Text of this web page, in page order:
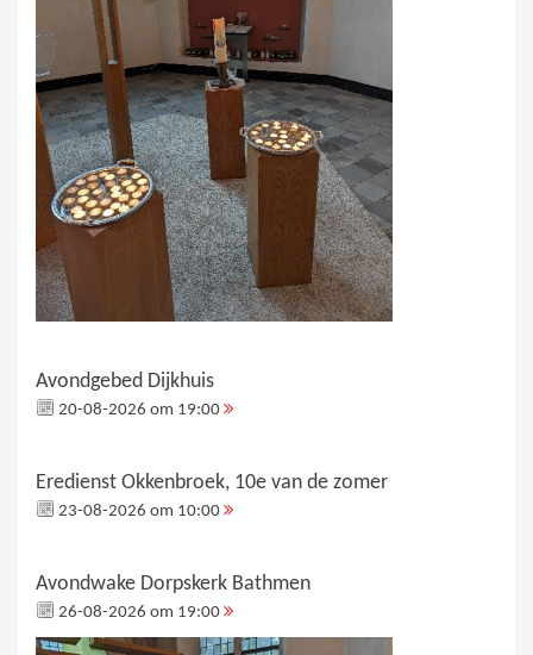
Avondgebed Dijkhuis
20-08-2026 om 19:00
Eredienst Okkenbroek, 10e van de zomer
23-08-2026 om 10:00
Avondwake Dorpskerk Bathmen
26-08-2026 om 19:00